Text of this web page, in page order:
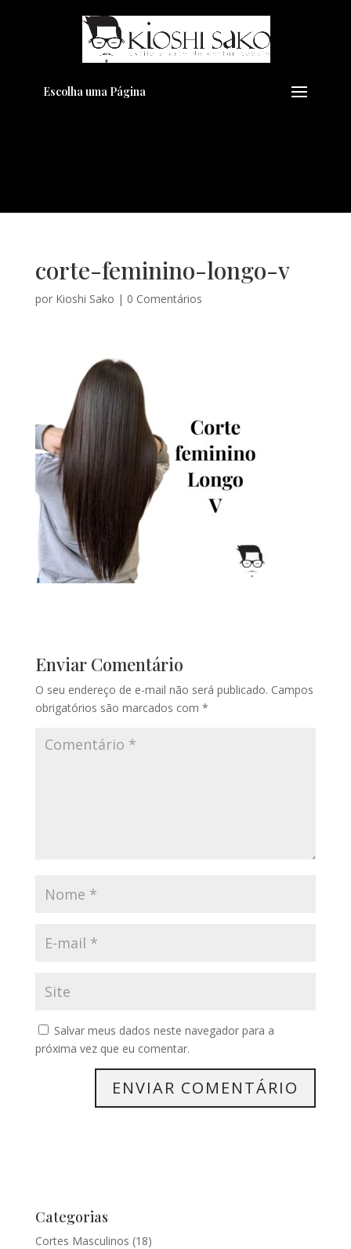
Escolha uma Página
corte-feminino-longo-v
por Kioshi Sako | 0 Comentários
Enviar Comentário
O seu endereço de e-mail não será publicado. Campos
obrigatórios são marcados com *
Salvar meus dados neste navegador para a
próxima vez que eu comentar.
Categorias
Cortes Masculinos (18)
Pensando em transformar seu
Visual??